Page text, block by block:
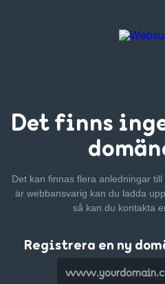
Det finns
Det kan finnas flera anledningar
är webbansvarig kan du ladda
så kan du kontakta
Registrera en ny